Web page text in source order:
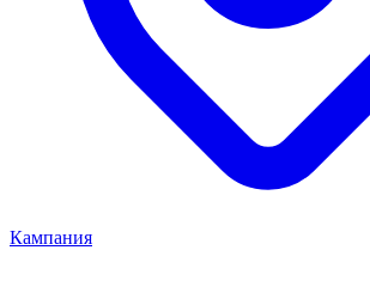
Кампания